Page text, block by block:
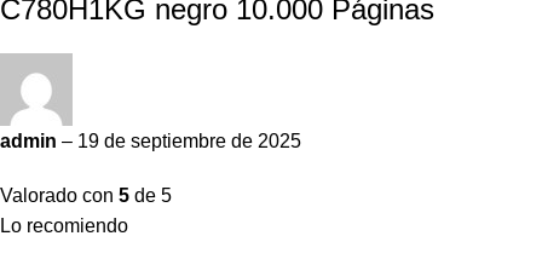
C780H1KG negro 10.000 Páginas
admin – 19 de septiembre de 2025
Valorado con 5 de 5
Lo recomiendo